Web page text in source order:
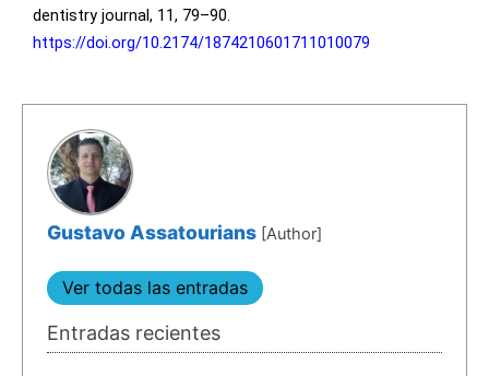
dentistry journal, 11, 79–90.
https://doi.org/10.2174/1874210601711010079
Gustavo Assatourians[Author]
Ver todas las entradas
Entradas recientes